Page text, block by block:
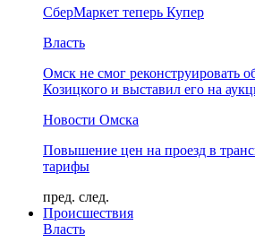
СберМаркет теперь Купер
Власть
Омск не смог реконструировать
Козицкого и выставил его на
Новости Омска
Повышение цен на проезд в
тарифы
пред. след.
Происшествия
Власть